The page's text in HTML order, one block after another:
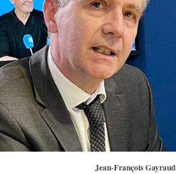
Jean-François Gayraud